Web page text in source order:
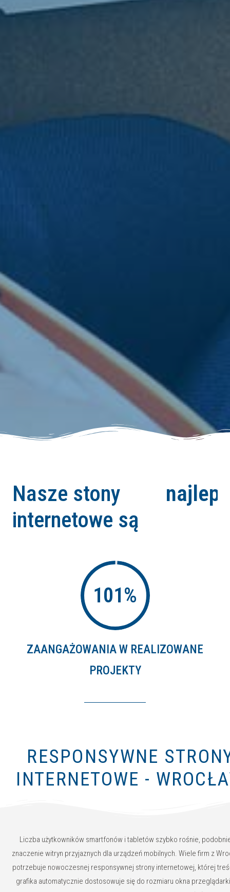
Nasze stony
internetowe są
101%
ZAANGAŻOWANIA W REALIZOWANE
PROJEKTY
RESPONSYWNE
INTERNETOWE -
Liczba użytkowników smartfonów i tabletów szybko rośnie,
znaczenie witryn przyjaznych dla urządzeń mobilnych. Wiele firm z
potrzebuje nowoczesnej responsywnej strony internetowej, której
grafika automatycznie dostosowuje się do rozmiaru okna